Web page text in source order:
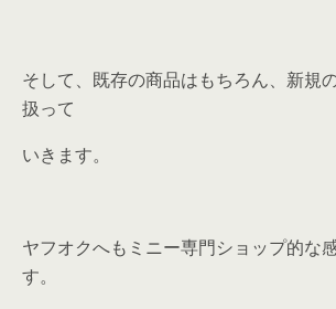
そして、既存の商品はもちろん、新規
扱って
いきます。
ヤフオクへもミニー専門ショップ的な
す。